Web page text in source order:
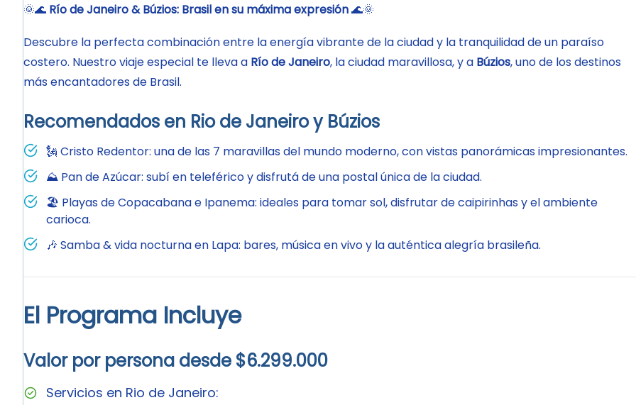
🌞🌊 Río de Janeiro & Búzios: Brasil en su máxima expresión🌊🌞
Descubre la perfecta combinación entre la energía vibrante de la ciudad y la tranquilidad de un paraíso
costero. Nuestro viaje especial te lleva a Río de Janeiro, la ciudad maravillosa, y a Búzios, uno de los destinos
más encantadores de Brasil.
Recomendados en Rio de Janeiro y Búzios
🗽 Cristo Redentor: una de las 7 maravillas del mundo moderno, con vistas panorámicas impresionantes.
⛰️ Pan de Azúcar: subí en teleférico y disfrutá de una postal única de la ciudad.
🏖️ Playas de Copacabana e Ipanema: ideales para tomar sol, disfrutar de caipirinhas y el ambiente
carioca.
🎶 Samba & vida nocturna en Lapa: bares, música en vivo y la auténtica alegría brasileña.
El Programa Incluye
Valor por persona desde $6.299.000
Servicios en Rio de Janeiro: